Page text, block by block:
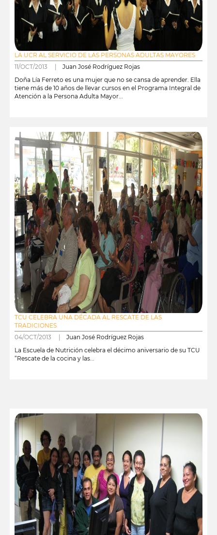
LA UCR AL SERVICIO DE LAS PERSONAS ADULTAS MAYORES
11/OCT/2013 | Juan José Rodríguez Rojas
Doña Lía Ferreto es una mujer que no se cansa de aprender. Ella
tiene más de 10 años de llevar cursos en el Programa Integral de
Atención a la Persona Adulta Mayor...
TCU CELEBRA UNA DÉCADA AL RESCATE DE LAS
TRADICIONES
04/OCT/2013 | Juan José Rodríguez Rojas
La Escuela de Nutrición celebra el décimo aniversario de su TCU
“Rescate de la cocina y las...